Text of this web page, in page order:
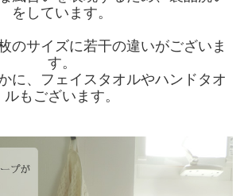
をしています。
のサイズに若干の違いがございま
す。
に、フェイスタオルやハンドタオ
ルもございます。